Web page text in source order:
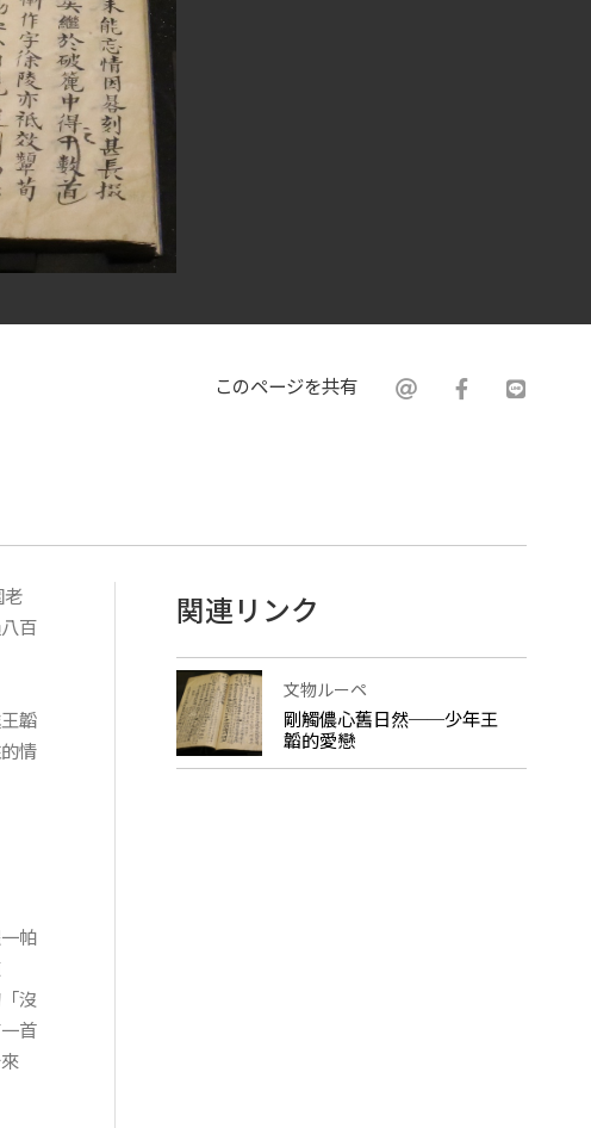
このページを共有
老
百
韜
情
帕
沒
首
関連リンク
文物ルーペ
剛觸儂心舊日然──少年王
韜的愛戀